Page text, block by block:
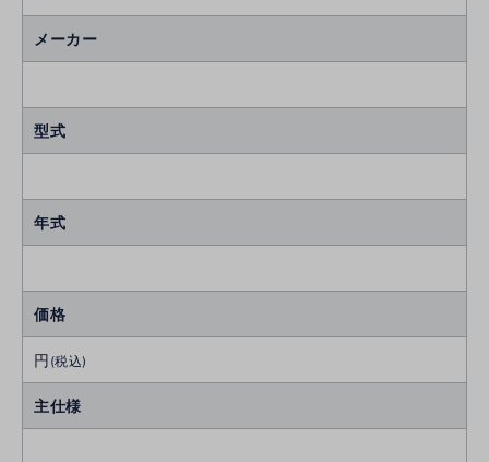
メーカー
型式
年式
価格
円 (税込)
主仕様